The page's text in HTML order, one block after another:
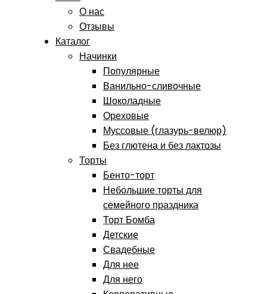
О нас
Отзывы
Каталог
Начинки
Популярные
Ванильно-сливочные
Шоколадные
Ореховые
Муссовые (глазурь-велюр)
Без глютена и без лактозы
Торты
Бенто-торт
Небольшие торты для
семейного праздника
Торт Бомба
Детские
Свадебные
Для нее
Для него